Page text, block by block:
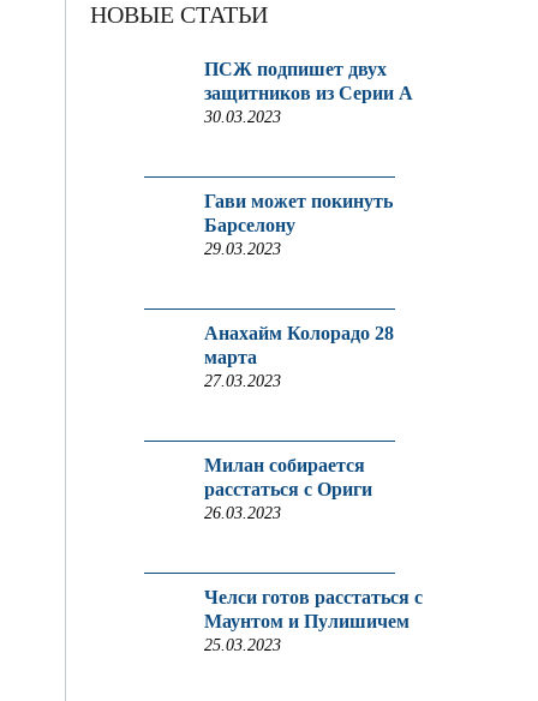
НОВЫЕ СТАТЬИ
ПСЖ подпишет двух
защитников из Серии A
30.03.2023
Гави может покинуть
Барселону
29.03.2023
Анахайм Колорадо 28
марта
27.03.2023
Милан собирается
расстаться с Ориги
26.03.2023
Челси готов расстаться с
Маунтом и Пулишичем
25.03.2023